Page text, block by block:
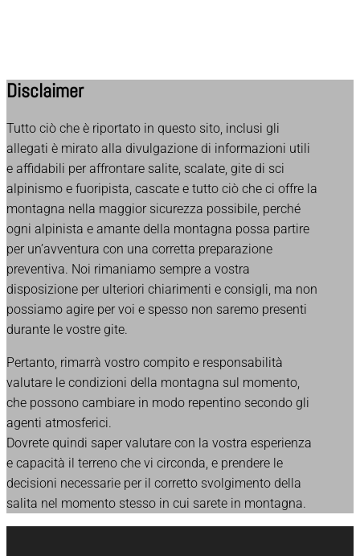
Disclaimer
Tutto ciò che è riportato in questo sito, inclusi gli
allegati è mirato alla divulgazione di informazioni utili
e affidabili per affrontare salite, scalate, gite di sci
alpinismo e fuoripista, cascate e tutto ciò che ci offre la
montagna nella maggior sicurezza possibile, perché
ogni alpinista e amante della montagna possa partire
per un’avventura con una corretta preparazione
preventiva. Noi rimaniamo sempre a vostra
disposizione per ulteriori chiarimenti e consigli, ma non
possiamo agire per voi e spesso non saremo presenti
durante le vostre gite.
Pertanto, rimarrà vostro compito e responsabilità
valutare le condizioni della montagna sul momento,
che possono cambiare in modo repentino secondo gli
agenti atmosferici.
Dovrete quindi saper valutare con la vostra esperienza
e capacità il terreno che vi circonda, e prendere le
decisioni necessarie per il corretto svolgimento della
salita nel momento stesso in cui sarete in montagna.